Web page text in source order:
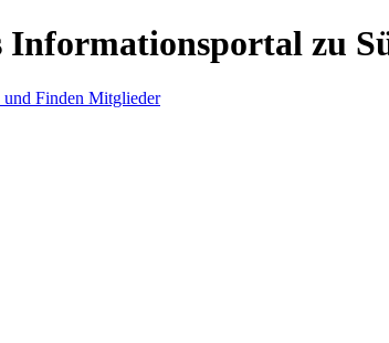
Informationsportal zu
und Finden Mitglieder